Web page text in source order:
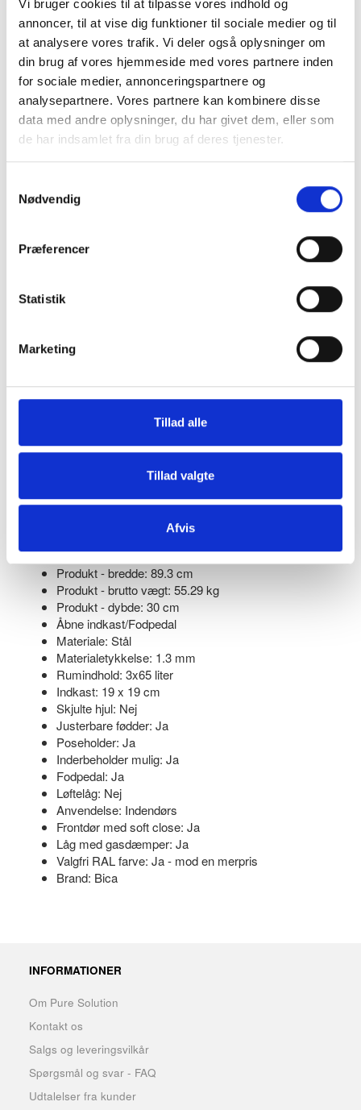
Vi bruger cookies til at tilpasse vores indhold og
annoncer, til at vise dig funktioner til sociale medier og til
at analysere vores trafik. Vi deler også oplysninger om
din brug af vores hjemmeside med vores partnere inden
for sociale medier, annonceringspartnere og
analysepartnere. Vores partnere kan kombinere disse
data med andre oplysninger, du har givet dem, eller som
de har indsamlet fra din brug af deres tjenester.
Nødvendig
Præferencer
Statistik
Marketing
Tillad alle
Tillad valgte
Afvis
tømning uden tunge løft.
Den integrerede poseholder holder posen sikkert på
plads, mens det lydløse låg skjuler poserne og
bevarer et stilrent design.
Justerbare fødder, skjult bag soklen, giver stabilitet og
fleksibilitet.
Design:
Tilpas og kombinér denne løsning efter behov med
andre modeller i Bica Serie S30 som kan holdes
Fremstillet af pulverlakeret stål, sikrer høj hygiejne og
minimal vedligeholdelse.
Med Bica's affaldssystem får du et produkt med lang
kvalitet.
Håndfri betjening med pedal
Undgå lugtgener ved madaffald
Produkt model: Model 973
Produkt serie: Serie S30
Produkt - netto vægt: 46.87 kg
Produkt - bredde: 89.3 cm
Produkt - brutto vægt: 55.29 kg
Produkt - dybde: 30 cm
Åbne indkast/Fodpedal
Materiale: Stål
Materialetykkelse: 1.3 mm
Rumindhold: 3x65 liter
Indkast: 19 x 19 cm
Skjulte hjul: Nej
Justerbare fødder: Ja
Poseholder: Ja
Inderbeholder mulig: Ja
Fodpedal: Ja
Løftelåg: Nej
Anvendelse: Indendørs
Frontdør med soft close: Ja
Låg med gasdæmper: Ja
Valgfri RAL farve: Ja - mod en merpris
Brand: Bica
INFORMATIONER
Om Pure Solution
Kontakt os
Salgs og leveringsvilkår
Spørgsmål og svar - FAQ
Udtalelser fra kunder